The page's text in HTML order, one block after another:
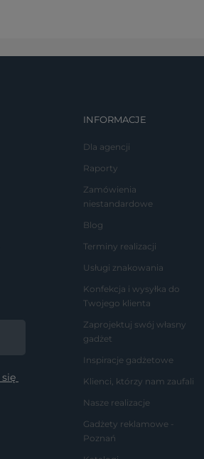
INFORMACJE
Dla agencji
Raporty
Zamówienia
niestandardowe
Blog
Terminy realizacji
Usługi znakowania
Konfekcja i wysyłka do
Twojego klienta
Zaprojektuj swój własny
gadżet
Inspiracje gadżetowe
Klienci, którzy nam zaufali
Nasze realizacje
Gadżety reklamowe -
Poznań